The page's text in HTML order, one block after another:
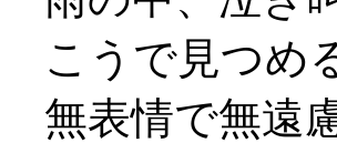
こうで見つめ
無表情で無遠